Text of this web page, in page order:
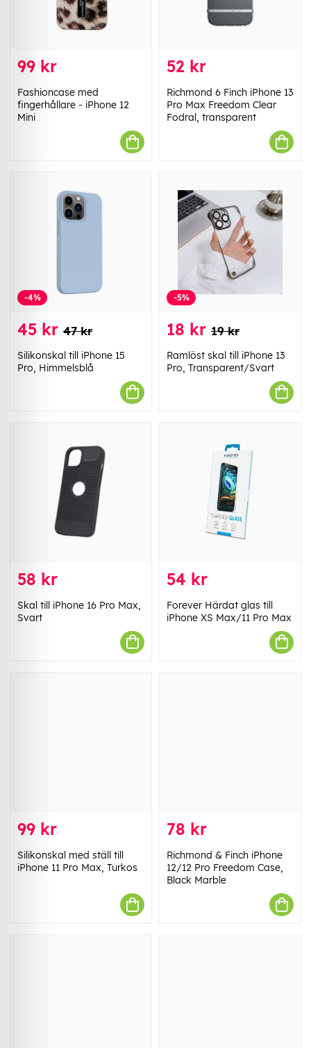
99 kr
Fashioncase med
fingerhållare - iPhone 12
Mini
52 kr
Richmond 6 Finch iPhone 13
Pro Max Freedom Clear
Fodral, transparent
-4%
45 kr 47 kr
Silikonskal till iPhone 15
Pro, Himmelsblå
-5%
18 kr 19 kr
Ramlöst skal till iPhone 13
Pro, Transparent/Svart
58 kr
Skal till iPhone 16 Pro Max,
Svart
54 kr
Forever Härdat glas till
iPhone XS Max/11 Pro Max
99 kr
Silikonskal med ställ till
iPhone 11 Pro Max, Turkos
78 kr
Richmond & Finch iPhone
12/12 Pro Freedom Case,
Black Marble